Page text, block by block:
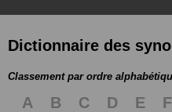
Dictionnaire des
Classement par ordre
A B C D E F